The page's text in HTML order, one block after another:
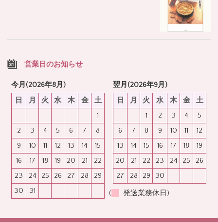
営業日のお知らせ
今月(2026年8月)
日
月 火 水 木 金
土
1
2
3 4 5 6 7
8
9
10 11 12 13 14
15
16
17 18 19 20 21
22
23
24 25 26 27 28
29
30
31
翌月(2026年9月)
日
月 火 水 木 金
土
1
2 3 4
5
6
7 8 9 10 11
12
13
14 15 16 17 18
19
20
21 22 23 24 25
26
27
28 29 30
( 発送業務休日)